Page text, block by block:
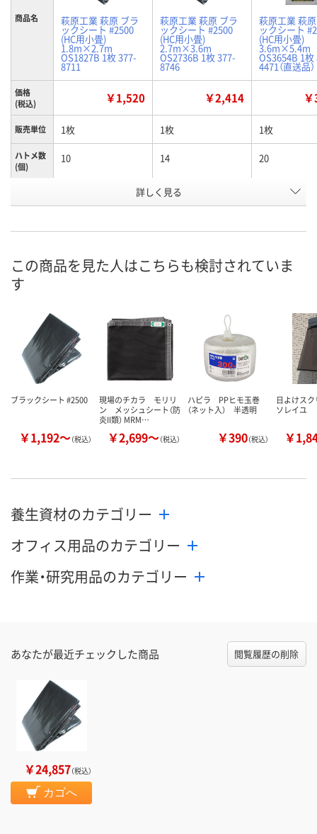
商品名 萩原工業 萩原 ブラ
ックシート #2500
(HC用小畳)
1.8m×2.7m
OS1827B 1枚 377-
8711
萩原工業 萩原 ブラ
ックシート #2500
(HC用小畳)
2.7m×3.6m
OS2736B 1枚 377-
8746
萩原工業 萩
ックシート
(HC用小畳)
3.6m×5.4m
OS3654B 1枚
4471（直送品）
価格
(税込)
￥1,520 ￥2,414
販売単位 1枚 1枚 1枚
ハトメ数
(個)
10 14 20
7412220 NP27762
カゴへ カゴへ カ
詳しく見る
この商品を見た人はこちらも検討されていま
す
ブラックシート #2500
￥1,192～（税込）
現場のチカラ モリリ
ン メッシュシート（防
炎II類） MRM…
￥2,699～（税込）
ハピラ PPヒモ玉巻
（ネット入） 半透明
￥390（税込）
日よけスク
ソレイユ
￥
養生資材のカテゴリー
オフィス用品のカテゴリー
作業・研究用品のカテゴリー
あなたが最近チェックした商品 閲覧履歴の削除
￥24,857（税込）
カゴへ